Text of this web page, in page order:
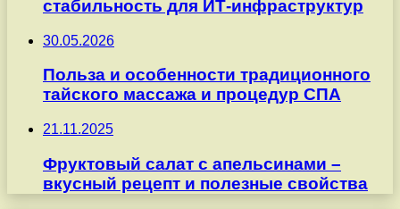
стабильность для ИТ-инфраструктур
30.05.2026
Польза и особенности традиционного
тайского массажа и процедур СПА
21.11.2025
Фруктовый салат с апельсинами –
вкусный рецепт и полезные свойства